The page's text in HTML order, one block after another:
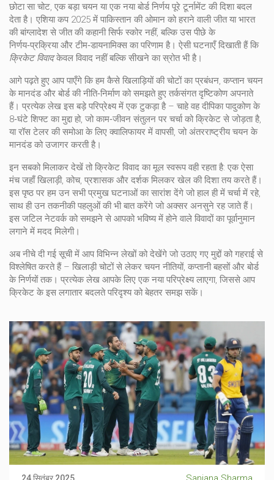
छोटा सा चोट, एक बड़ा चयन या एक नया बोर्ड निर्णय पूरे टूर्नामेंट की दिशा बदल
देता है। एशिया कप 2025 में पाकिस्तान की ओमान को हराने वाली जीत या भारत
की बांग्लादेश से जीत की कहानी सिर्फ स्कोर नहीं, बल्कि उस पीछे के
निर्णय‑प्रक्रिया और टीम‑डायनामिक्स का परिणाम है। ऐसी घटनाएँ दिखाती हैं कि
क्रिकेट विवादकेवल विवाद नहीं बल्कि सीखने का स्रोत भी है।
आगे पढ़ते हुए आप पाएँगे कि हम कैसे खिलाड़ियों की चोटों का प्रबंधन, कप्तान चयन
के मानदंड और बोर्ड की नीति‑निर्माण को समझते हुए तर्कसंगत दृष्टिकोण अपनाते
हैं। प्रत्येक लेख इस बड़े परिप्रेक्ष्य में एक टुकड़ा है – चाहे वह दीपिका पादुकोण के
8‑घंटे शिफ्ट का मुद्दा हो, जो काम‑जीवन संतुलन पर चर्चा को क्रिकेट से जोड़ता है,
या रॉस टेलर की समोआ के लिए क्वालिफायर में वापसी, जो अंतरराष्ट्रीय चयन के
मानदंड को उजागर करती है।
इन सबको मिलाकर देखें तोक्रिकेट विवाद का मूल स्वरूप वही रहता है: एक ऐसा
मंच जहाँ खिलाड़ी, कोच, प्रशासक और दर्शक मिलकर खेल की दिशा तय करते हैं।
इस पृष्ठ पर हम उन सभी प्रमुख घटनाओं का सारांश देंगे जो हाल ही में चर्चा में रहे,
साथ ही उन तकनीकी पहलुओं की भी बात करेंगे जो अक्सर अनसुने रह जाते हैं।
इस जटिल नेटवर्क को समझने से आपको भविष्य में होने वाले विवादों का पूर्वानुमान
लगाने में मदद मिलेगी।
अब नीचे दी गई सूची में आप विभिन्न लेखों को देखेंगे जो उठाए गए मुद्दों को गहराई से
विश्लेषित करते हैं – खिलाड़ी चोटों से लेकर चयन नीतियों, कप्तानी बहसों और बोर्ड
के निर्णयों तक। प्रत्येक लेख आपके लिए एक नया परिप्रेक्ष्य लाएगा, जिससे आप
क्रिकेट के इस लगातार बदलते परिदृश्य को बेहतर समझ सकें।